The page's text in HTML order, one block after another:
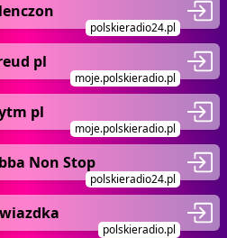
polskieradio24.pl
pl
moje.polskieradio.pl
pl
moje.polskieradio.pl
Non Stop
polskieradio24.pl
polskieradio.pl